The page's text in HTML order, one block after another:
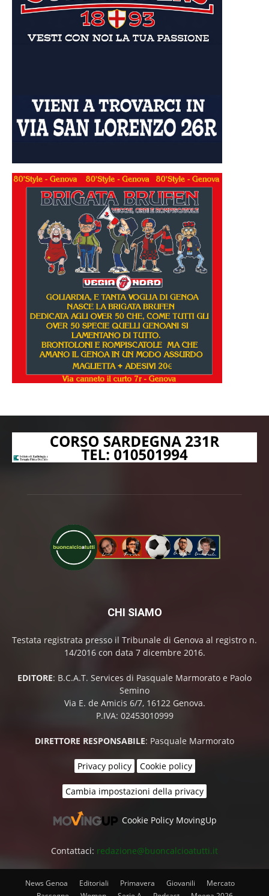
CHI SIAMO
Testata registrata presso il Tribunale di Genova al registro n.
14/2016 con data 7 dicembre 2016.
EDITORE: B.C.A.T. Services di Pasquale Marmorato e Paolo
Semino
Via E. de Amicis 6/7, 16122 Genova.
P.IVA: 02453010999
DIRETTORE RESPONSABILE: Pasquale Marmorato
Privacy policy Cookie policy
Cambia impostazioni della privacy
Cookie Policy MovingUp
Contattaci: redazione@buoncalcioatutti.it
News Genoa Editoriali Primavera Giovanili
Mercato